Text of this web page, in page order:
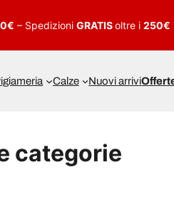
– Spedizioni GRATISoltre i 250€
Calze Nuovi arrivi
categorie